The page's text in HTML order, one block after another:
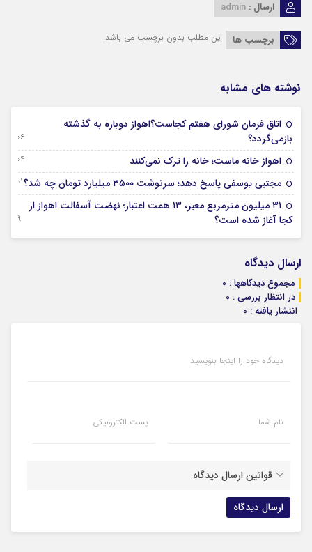
ارسال : admin
برچسب ها این مطلب بدون برچسب می باشد.
نوشته های مشابه
اتاق فرمان شورای هفتم کجاست؟اهواز دوباره به گذشته
بازمی‌گردد؟
06 آگوست 2026
اهواز خانه ماست؛ خانه را ترک نمی‌کنند 04 آگوست 2026
مجتبی یوسفی پاسخ دهد؛ سرنوشت ۳۵۰۰ میلیارد تومان چه شد؟ 01 آگوست 2026
۳۱ میلیون مترمربع معبر، ۱۳ همت اعتبار؛ نهضت آسفالت اهواز از
کجا آغاز شده است؟
29 جولای 2026
ارسال دیدگاه
مجموع دیدگاهها : 0
در انتظار بررسی : 0
انتشار یافته : 0
دیدگاه خود را اینجا بنویسید
نام شما پست الکترونیکی
قوانین ارسال دیدگاه